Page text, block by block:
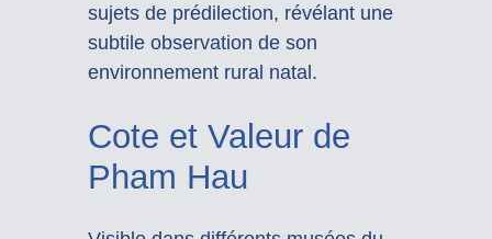
sujets de prédilection, révélant une
subtile observation de son
environnement rural natal.
Cote et Valeur de
Pham Hau